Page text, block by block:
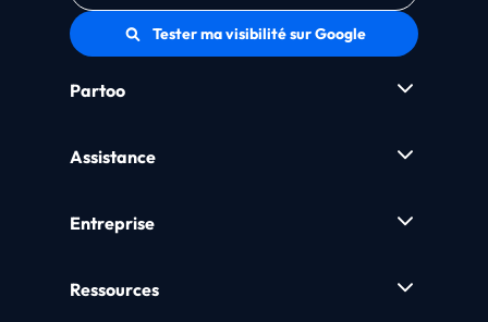
Tester ma visibilité sur Google
Partoo
Assistance
Entreprise
Ressources